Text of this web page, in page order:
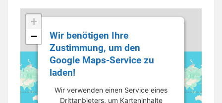
+
−
Wir benötigen Ihre
Zustimmung, um den
Google Maps-Service zu
laden!
Wir verwenden einen Service eines
Drittanbieters, um Karteninhalte